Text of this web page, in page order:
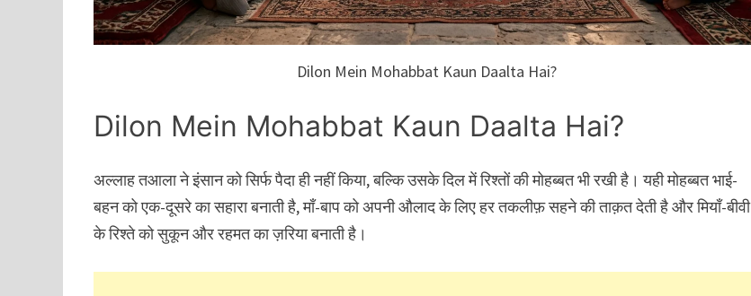
Dilon Mein Mohabbat Kaun Daalta Hai?
Dilon Mein Mohabbat Kaun Daalta Hai?
अल्लाह तआला ने इंसान को सिर्फ पैदा ही नहीं किया, बल्कि उसके दिल में रिश्तों की मोहब्बत भी रखी है। यही मोहब्बत भाई-
बहन को एक-दूसरे का सहारा बनाती है, माँ-बाप को अपनी औलाद के लिए हर तकलीफ़ सहने की ताक़त देती है और मियाँ-बीवी
के रिश्ते को सुकून और रहमत का ज़रिया बनाती है।